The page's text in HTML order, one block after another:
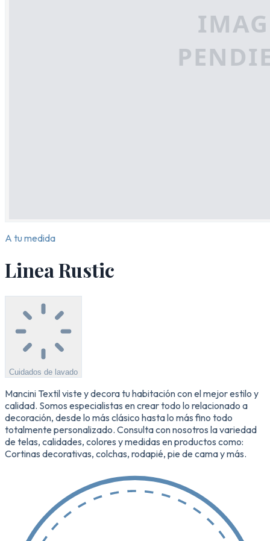
A tu medida
Linea Rustic
Cuidados de lavado
Mancini Textil viste y decora tu habitación con el mejor estilo y
calidad. Somos especialistas en crear todo lo relacionado a
decoración, desde lo más clásico hasta lo más fino todo
totalmente personalizado. Consulta con nosotros la variedad
de telas, calidades, colores y medidas en productos como:
Cortinas decorativas, colchas, rodapié, pie de cama y más.